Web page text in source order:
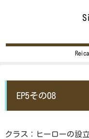
EP5その08
クラス：ヒーローの設立